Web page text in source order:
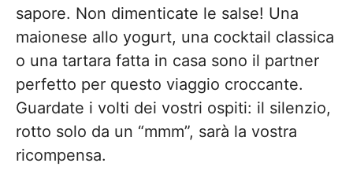
sapore. Non dimenticate le salse! Una
maionese allo yogurt, una cocktail classica
o una tartara fatta in casa sono il partner
perfetto per questo viaggio croccante.
Guardate i volti dei vostri ospiti: il silenzio,
rotto solo da un “mmm”, sarà la vostra
ricompensa.